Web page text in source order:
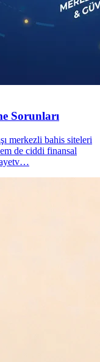
Sorunları
merkezli bahis siteleri
de ciddi finansal